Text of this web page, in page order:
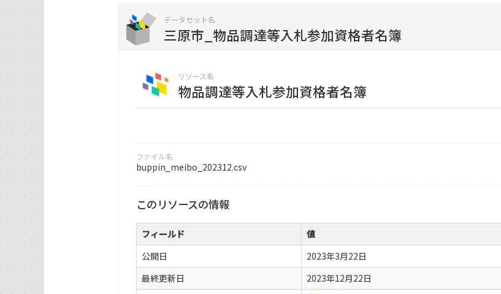
データセット名
三原市_物品調達等入札参加資格者名簿
リソース名
物品調達等入札参加資格者名簿
ファイル名
buppin_meibo_202312.csv
このリソースの情報
フィールド
値
公開日
2023年3月22日
最終更新日
2023年12月22日